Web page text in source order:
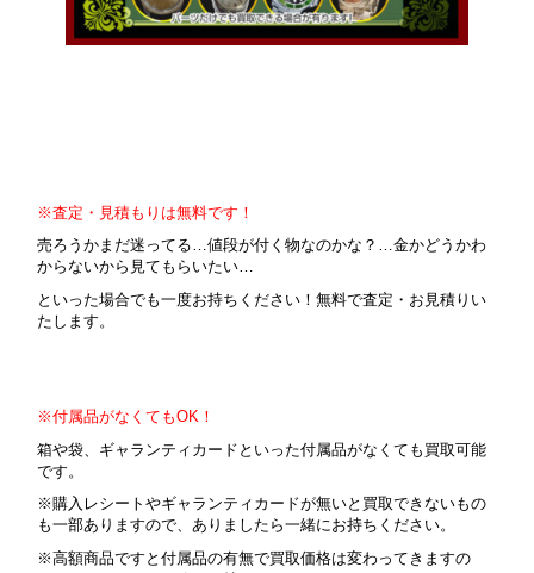
※査定・見積もりは無料です！
売ろうかまだ迷ってる…値段が付く物なのかな？…金かどうかわ
からないから見てもらいたい…
といった場合でも一度お持ちください！無料で査定・お見積りい
たします。
※付属品がなくてもOK！
箱や袋、ギャランティカードといった付属品がなくても買取可能
です。
※購入レシートやギャランティカードが無いと買取できないもの
も一部ありますので、ありましたら一緒にお持ちください。
※高額商品ですと付属品の有無で買取価格は変わってきますの